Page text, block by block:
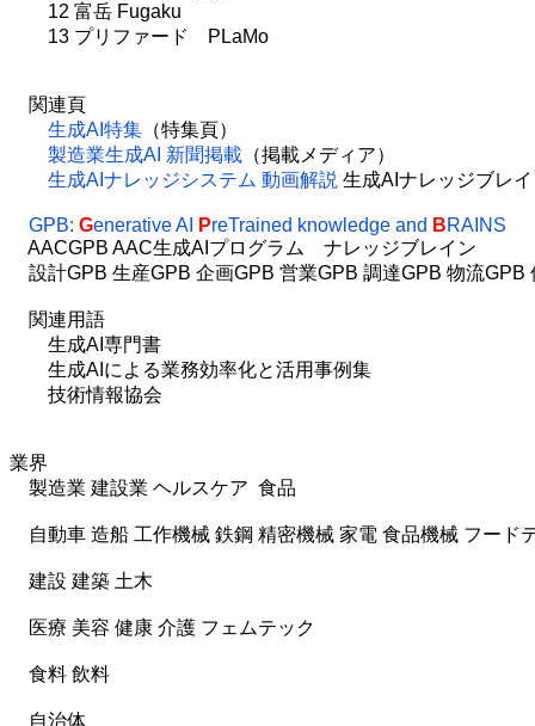
12 富岳 Fugaku
13 プリファード PLaMo
関連頁
生成AI特集 （特集頁）
製造業生成AI 新聞掲載 （掲載メディア）
生成AIナレッジシステム 動画解説 生成AIナレッジブレ
GPB: Generative AI PreTrained knowledge and BRAINS
AACGPB AAC生成AIプログラム ナレッジブレイン
設計GPB 生産GPB 企画GPB 営業GPB 調達GPB 物流GPB
関連用語
生成AI専門書
生成AIによる業務効率化と活用事例集
技術情報協会
業界
製造業 建設業 ヘルスケア 食品
自動車 造船 工作機械 鉄鋼 精密機械 家電 食品機械 フード
建設 建築 土木
医療 美容 健康 介護 フェムテック
食料 飲料
自治体